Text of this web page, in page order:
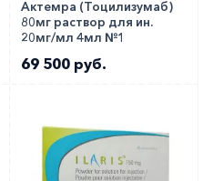
Актемра (Тоцилизумаб)
80мг раствор для ин.
20мг/мл 4мл №1
69 500 руб.